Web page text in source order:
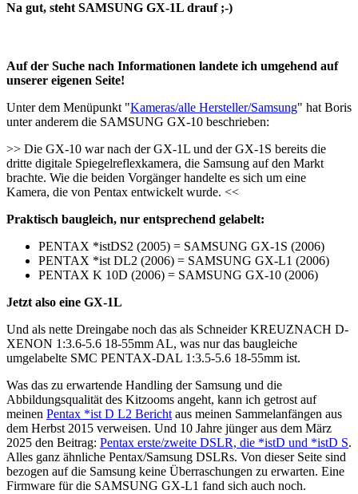
Na gut, steht SAMSUNG GX-1L drauf ;-)
Auf der Suche nach Informationen landete ich umgehend auf
unserer eigenen Seite!
Unter dem Menüpunkt "Kameras/alle Hersteller/Samsung" hat Boris
unter anderem die SAMSUNG GX-10 beschrieben:
>> Die GX-10 war nach der GX-1L und der GX-1S bereits die
dritte digitale Spiegelreflexkamera, die Samsung auf den Markt
brachte. Wie die beiden Vorgänger handelte es sich um eine
Kamera, die von Pentax entwickelt wurde. <<
Praktisch baugleich, nur entsprechend gelabelt:
PENTAX *istDS2 (2005) = SAMSUNG GX-1S (2006)
PENTAX *ist DL2 (2006) = SAMSUNG GX-L1 (2006)
PENTAX K 10D (2006) = SAMSUNG GX-10 (2006)
Jetzt also eine GX-1L
Und als nette Dreingabe noch das als Schneider KREUZNACH D-
XENON 1:3.6-5.6 18-55mm AL, was nur das baugleiche
umgelabelte SMC PENTAX-DAL 1:3.5-5.6 18-55mm ist.
Was das zu erwartende Handling der Samsung und die
Abbildungsqualität des Kitzooms angeht, kann ich getrost auf
meinen Pentax *ist D L2 Bericht aus meinen Sammelanfängen aus
dem Herbst 2015 verweisen. Und 10 Jahre jünger aus dem März
2025 den Beitrag: Pentax erste/zweite DSLR, die *istD und *istD S.
Alles ganz ähnliche Pentax/Samsung DSLRs. Von dieser Seite sind
bezogen auf die Samsung keine Überraschungen zu erwarten. Eine
Firmware für die SAMSUNG GX-L1 fand sich auch noch.